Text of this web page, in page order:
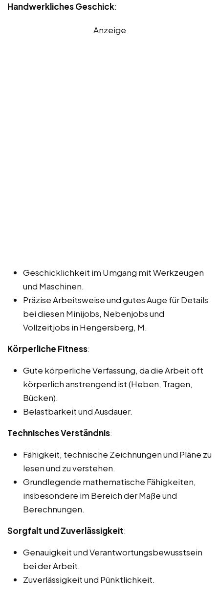
Handwerkliches Geschick:
Anzeige
Geschicklichkeit im Umgang mit Werkzeugen
und Maschinen.
Präzise Arbeitsweise und gutes Auge für Details
bei diesen Minijobs, Nebenjobs und
Vollzeitjobs in Hengersberg, M.
Körperliche Fitness:
Gute körperliche Verfassung, da die Arbeit oft
körperlich anstrengend ist (Heben, Tragen,
Bücken).
Belastbarkeit und Ausdauer.
Technisches Verständnis:
Fähigkeit, technische Zeichnungen und Pläne zu
lesen und zu verstehen.
Grundlegende mathematische Fähigkeiten,
insbesondere im Bereich der Maße und
Berechnungen.
Sorgfalt und Zuverlässigkeit:
Genauigkeit und Verantwortungsbewusstsein
bei der Arbeit.
Zuverlässigkeit und Pünktlichkeit.